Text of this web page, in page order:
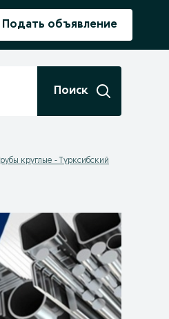
Подать объявление
Поиск
Трубы круглые - Турксибский